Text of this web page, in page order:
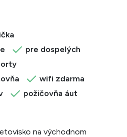
pre dospelých
wifi zdarma
požičovňa áut
na východnom